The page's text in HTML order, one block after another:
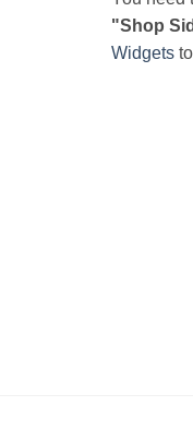
"Shop
Widgets